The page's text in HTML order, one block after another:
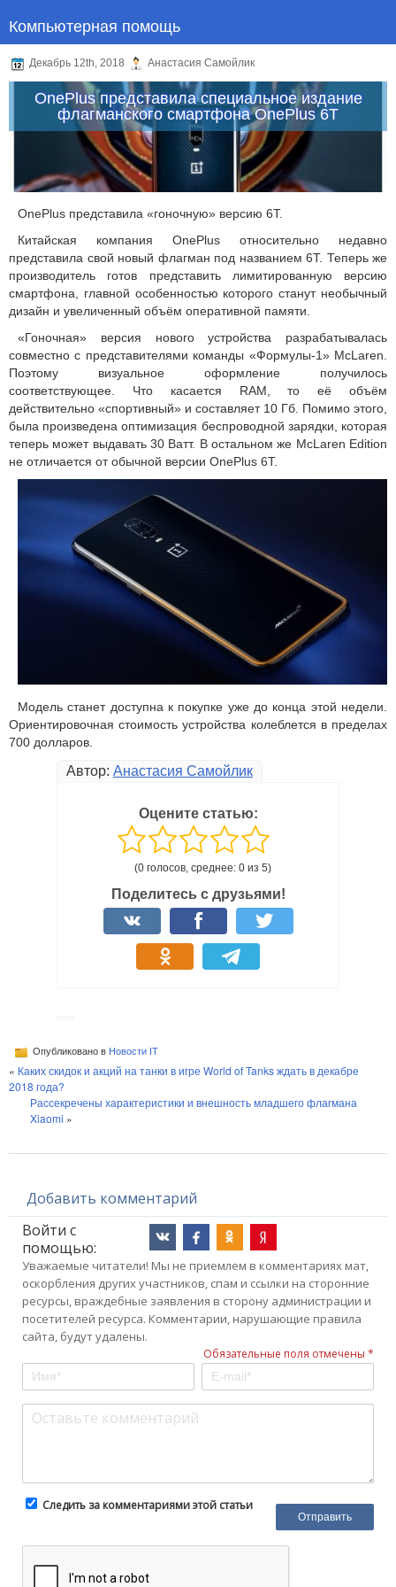
Компьютерная помощь
Декабрь 12th, 2018 Анастасия Самойлик
OnePlus представила специальное издание
флагманского смартфона OnePlus 6T
OnePlus представила «гоночную» версию 6Т.
Китайская компания OnePlus относительно недавно
представила свой новый флагман под названием 6Т. Теперь же
производитель готов представить лимитированную версию
смартфона, главной особенностью которого станут необычный
дизайн и увеличенный объём оперативной памяти.
«Гоночная» версия нового устройства разрабатывалась
совместно с представителями команды «Формулы-1» McLaren.
Поэтому визуальное оформление получилось
соответствующее. Что касается RAM, то её объём
действительно «спортивный» и составляет 10 Гб. Помимо этого,
была произведена оптимизация беспроводной зарядки, которая
теперь может выдавать 30 Ватт. В остальном же McLaren Edition
не отличается от обычной версии OnePlus 6T.
Модель станет доступна к покупке уже до конца этой недели.
Ориентировочная стоимость устройства колеблется в пределах
700 долларов.
Автор: Анастасия Самойлик
Оцените статью:
(0 голосов, среднее: 0 из 5)
Поделитесь с друзьями!
Опубликовано в Новости IT
« Каких скидок и акций на танки в игре World of Tanks ждать в декабре
2018 года?
Рассекречены характеристики и внешность младшего флагмана
Xiaomi »
Добавить комментарий
Войти с
помощью:
Уважаемые читатели! Мы не приемлем в комментариях мат,
оскорбления других участников, спам и ссылки на сторонние
ресурсы, враждебные заявления в сторону администрации и
посетителей ресурса. Комментарии, нарушающие правила
сайта, будут удалены.
Обязательные поля отмечены *
Следить за комментариями этой статьи